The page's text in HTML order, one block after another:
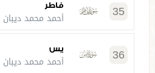
35 فاطر
أحمد محمد ديبان
36 يس
أحمد محمد ديبان